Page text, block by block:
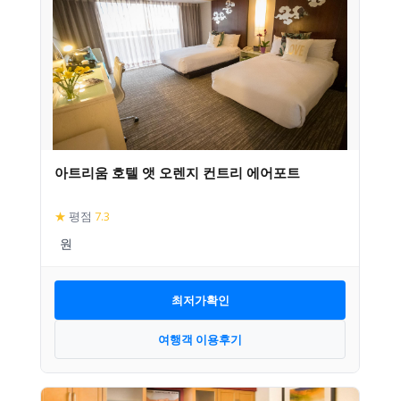
아트리움 호텔 앳 오렌지 컨트리 에어포트
★ 평점 7.3
최저가확인
여행객 이용후기